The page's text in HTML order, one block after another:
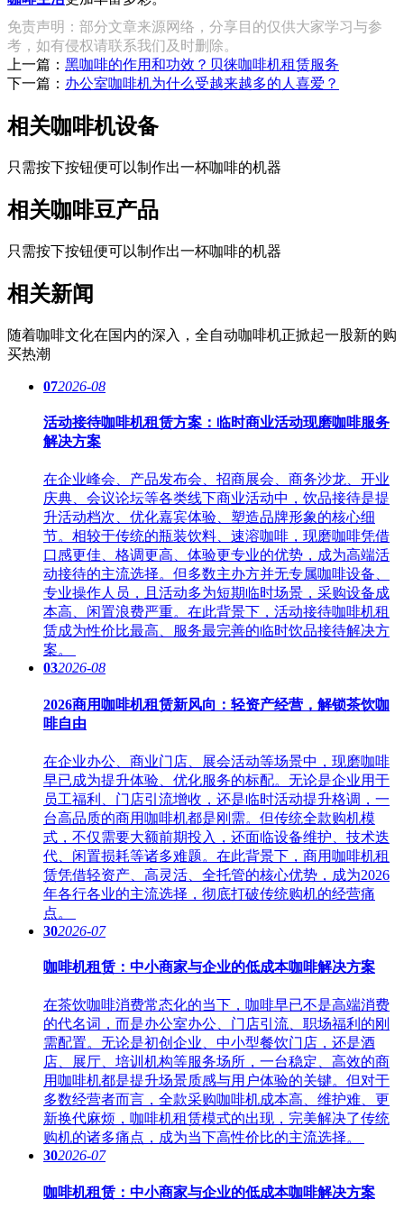
免责声明：部分文章来源网络，分享目的仅供大家学习与参
考，如有侵权请联系我们及时删除。
上一篇： 黑咖啡的作用和功效？贝徕咖啡机租赁服务
下一篇： 办公室咖啡机为什么受越来越多的人喜爱？
相关咖啡机设备
只需按下按钮便可以制作出一杯咖啡的机器
相关咖啡豆产品
只需按下按钮便可以制作出一杯咖啡的机器
相关新闻
随着咖啡文化在国内的深入，全自动咖啡机正掀起一股新的购
买热潮
072026-08
活动接待咖啡机租赁方案：临时商业活动现磨咖啡服务
解决方案
在企业峰会、产品发布会、招商展会、商务沙龙、开业
庆典、会议论坛等各类线下商业活动中，饮品接待是提
升活动档次、优化嘉宾体验、塑造品牌形象的核心细
节。相较于传统的瓶装饮料、速溶咖啡，现磨咖啡凭借
口感更佳、格调更高、体验更专业的优势，成为高端活
动接待的主流选择。但多数主办方并无专属咖啡设备、
专业操作人员，且活动多为短期临时场景，采购设备成
本高、闲置浪费严重。在此背景下，活动接待咖啡机租
赁成为性价比最高、服务最完善的临时饮品接待解决方
案。
032026-08
2026商用咖啡机租赁新风向：轻资产经营，解锁茶饮咖
啡自由
在企业办公、商业门店、展会活动等场景中，现磨咖啡
早已成为提升体验、优化服务的标配。无论是企业用于
员工福利、门店引流增收，还是临时活动提升格调，一
台高品质的商用咖啡机都是刚需。但传统全款购机模
式，不仅需要大额前期投入，还面临设备维护、技术迭
代、闲置损耗等诸多难题。在此背景下，商用咖啡机租
赁凭借轻资产、高灵活、全托管的核心优势，成为2026
年各行各业的主流选择，彻底打破传统购机的经营痛
点。
302026-07
咖啡机租赁：中小商家与企业的低成本咖啡解决方案
在茶饮咖啡消费常态化的当下，咖啡早已不是高端消费
的代名词，而是办公室办公、门店引流、职场福利的刚
需配置。无论是初创企业、中小型餐饮门店，还是酒
店、展厅、培训机构等服务场所，一台稳定、高效的商
用咖啡机都是提升场景质感与用户体验的关键。但对于
多数经营者而言，全款采购咖啡机成本高、维护难、更
新换代麻烦，咖啡机租赁模式的出现，完美解决了传统
购机的诸多痛点，成为当下高性价比的主流选择。
302026-07
咖啡机租赁：中小商家与企业的低成本咖啡解决方案